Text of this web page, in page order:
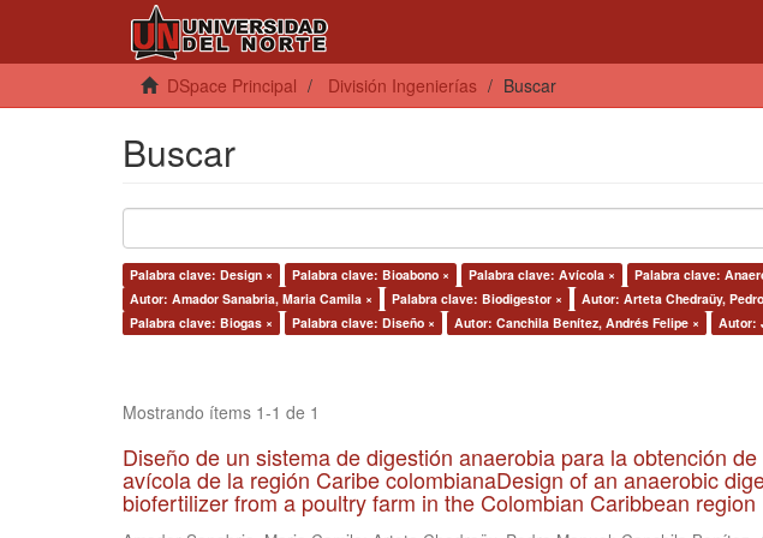
DSpace Principal División Ingenierías Buscar
Buscar
Palabra clave: Design × Palabra clave: Bioabono × Palabra clave: Avícola × Palabra clave:
Autor: Amador Sanabria, Maria Camila ×
Palabra clave: Biodigestor × Autor: Arteta Chedraüy,
Palabra clave: Biogas ×
Palabra clave: Diseño × Autor: Canchila Benítez, Andrés Felipe × Autor:
Mostrando ítems 1-1 de 1
Diseño de un sistema de digestión anaerobia para la obtención
avícola de la región Caribe colombianaDesign of an anaerobic
biofertilizer from a poultry farm in the Colombian Caribbean region